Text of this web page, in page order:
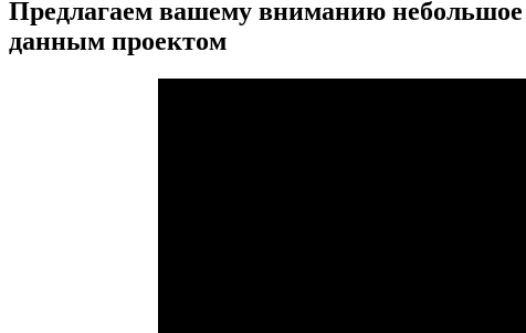
Предлагаем вашему вниманию небольшое
данным проектом